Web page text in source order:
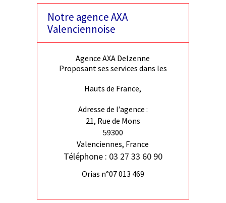
Notre agence AXA
Valenciennoise
Agence AXA Delzenne
Proposant ses services dans les
Hauts de France,
Adresse de l’agence :
21, Rue de Mons
59300
Valenciennes, France
Téléphone : 03 27 33 60 90
Orias n°07 013 469